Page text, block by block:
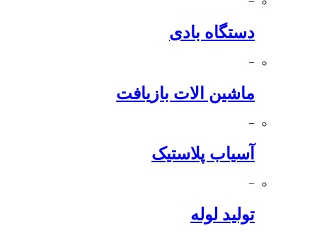
دستگاه بادی
−
ماشین الات بازیافت
−
آسیاب پلاستیک
−
تولید لوله